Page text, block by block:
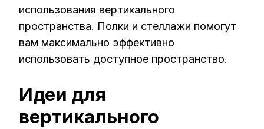
использования вертикального
пространства. Полки и стеллажи помогут
вам максимально эффективно
использовать доступное пространство.
Идеи для
вертикального